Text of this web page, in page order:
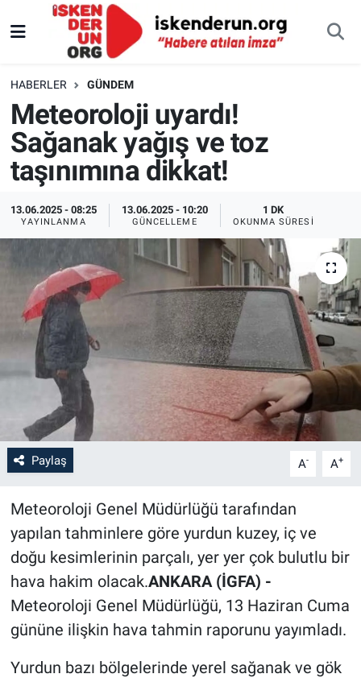
HABERLER GÜNDEM
Meteoroloji uyardı!
Sağanak yağış ve toz
taşınımına dikkat!
13.06.2025 - 08:25
YAYINLANMA
13.06.2025 - 10:20
GÜNCELLEME
1 DK
OKUNMA SÜRESI
Paylaş A- A+
Meteoroloji Genel Müdürlüğü tarafından
yapılan tahminlere göre yurdun kuzey, iç ve
doğu kesimlerinin parçalı, yer yer çok bulutlu bir
hava hakim olacak.ANKARA (İGFA) -
Meteoroloji Genel Müdürlüğü, 13 Haziran Cuma
gününe ilişkin hava tahmin raporunu yayımladı.
Yurdun bazı bölgelerinde yerel sağanak ve gök